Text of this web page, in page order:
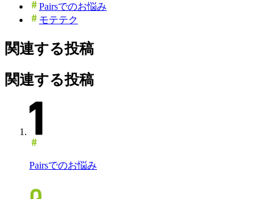
Pairsでのお悩み
モテテク
関連する投稿
関連する投稿
Pairsでのお悩み